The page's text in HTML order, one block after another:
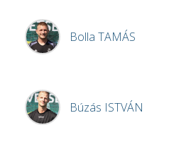
Bolla TAMÁS
Búzás ISTVÁN